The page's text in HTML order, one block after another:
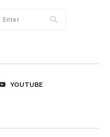
YOUTUBE